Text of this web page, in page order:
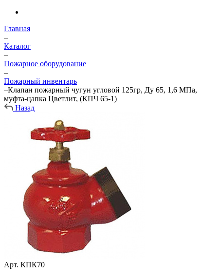
Главная
–
Каталог
–
Пожарное оборудование
–
Пожарный инвентарь
–Клапан пожарный чугун угловой 125гр, Ду 65, 1,6 МПа,
муфта-цапка Цветлит, (КПЧ 65-1)
Назад
Арт. КПК70